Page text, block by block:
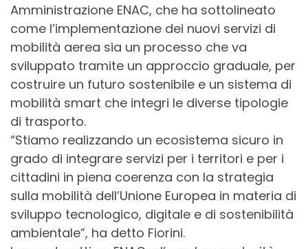
Amministrazione ENAC, che ha sottolineato
come l’implementazione dei nuovi servizi di
mobilità aerea sia un processo che va
sviluppato tramite un approccio graduale, per
costruire un futuro sostenibile e un sistema di
mobilità smart che integri le diverse tipologie
di trasporto.
“Stiamo realizzando un ecosistema sicuro in
grado di integrare servizi per i territori e per i
cittadini in piena coerenza con la strategia
sulla mobilità dell’Unione Europea in materia di
sviluppo tecnologico, digitale e di sostenibilità
ambientale”, ha detto Fiorini.